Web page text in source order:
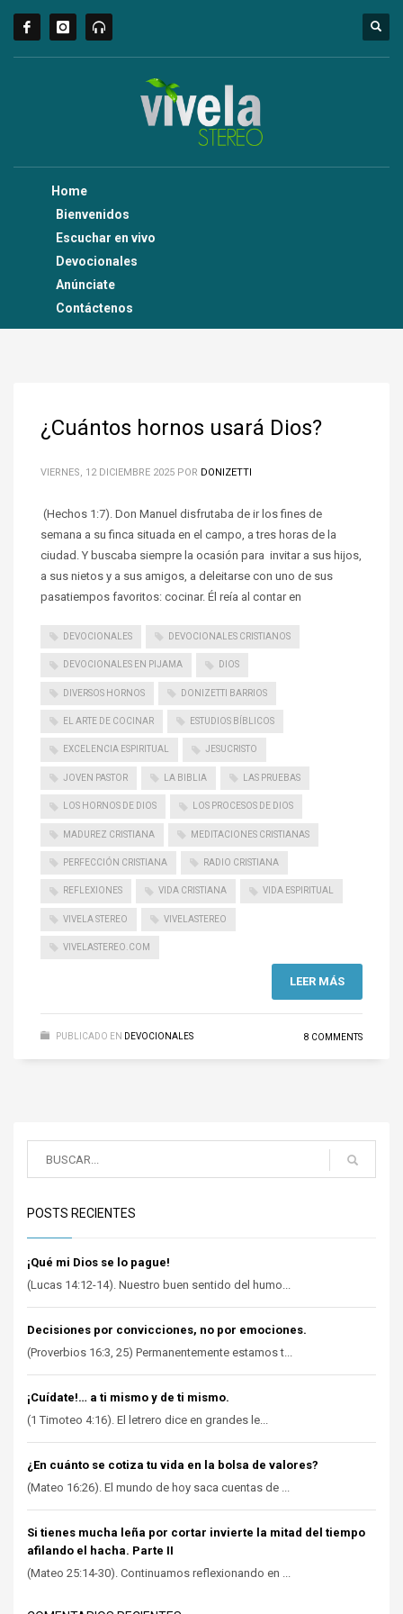
Home
Bienvenidos
Escuchar en vivo
Devocionales
Anúnciate
Contáctenos
¿Cuántos hornos usará Dios?
VIERNES, 12 DICIEMBRE 2025 POR DONIZETTI
(Hechos 1:7). Don Manuel disfrutaba de ir los fines de
semana a su finca situada en el campo, a tres horas de la
ciudad. Y buscaba siempre la ocasión para invitar a sus hijos,
a sus nietos y a sus amigos, a deleitarse con uno de sus
pasatiempos favoritos: cocinar. Él reía al contar en
DEVOCIONALES DEVOCIONALES CRISTIANOS
DEVOCIONALES EN PIJAMA DIOS
DIVERSOS HORNOS DONIZETTI BARRIOS
EL ARTE DE COCINAR ESTUDIOS BÍBLICOS
EXCELENCIA ESPIRITUAL JESUCRISTO
JOVEN PASTOR LA BIBLIA LAS PRUEBAS
LOS HORNOS DE DIOS LOS PROCESOS DE DIOS
MADUREZ CRISTIANA MEDITACIONES CRISTIANAS
PERFECCIÓN CRISTIANA RADIO CRISTIANA
REFLEXIONES VIDA CRISTIANA VIDA ESPIRITUAL
VIVELA STEREO VIVELASTEREO
VIVELASTEREO.COM
LEER MÁS
PUBLICADO EN DEVOCIONALES 8 COMMENTS
POSTS RECIENTES
¡Qué mi Dios se lo pague!
(Lucas 14:12-14). Nuestro buen sentido del humo...
Decisiones por convicciones, no por emociones.
(Proverbios 16:3, 25) Permanentemente estamos t...
¡Cuídate!… a ti mismo y de ti mismo.
(1 Timoteo 4:16). El letrero dice en grandes le...
¿En cuánto se cotiza tu vida en la bolsa de valores?
(Mateo 16:26). El mundo de hoy saca cuentas de ...
Si tienes mucha leña por cortar invierte la mitad del tiempo
afilando el hacha. Parte II
(Mateo 25:14-30). Continuamos reflexionando en ...